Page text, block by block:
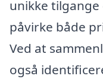
unikke
påvirke både
Ved at
også